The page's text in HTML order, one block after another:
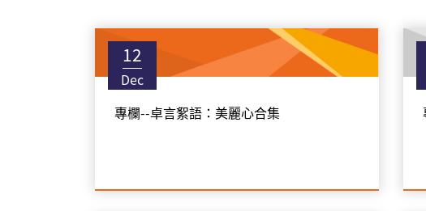
12
Dec
專欄--卓言絮語：美麗心合集